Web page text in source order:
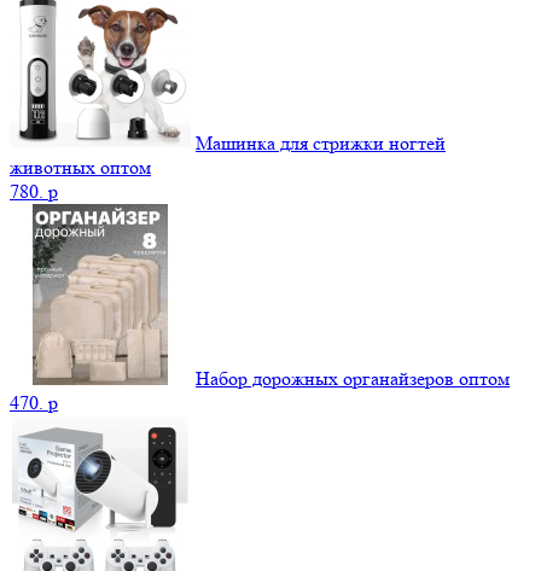
Машинка для стрижки ногтей
животных оптом
780. p
Набор дорожных органайзеров оптом
470. p